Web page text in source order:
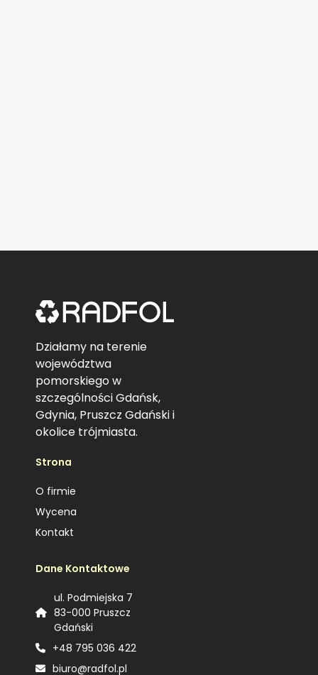
Działamy na terenie
województwa
pomorskiego w
szczególności Gdańsk,
Gdynia, Pruszcz Gdański i
okolice trójmiasta.
Strona
O firmie
Wycena
Kontakt
Dane Kontaktowe
ul. Podmiejska 7
83-000 Pruszcz
Gdański
+48 795 036 422
biuro@radfol.pl